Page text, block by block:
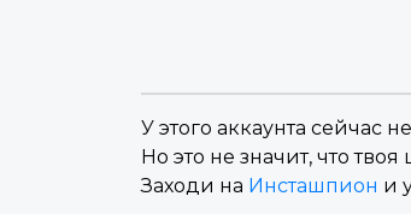
У этого аккаунта сейчас
Но это не значит, что
Заходи на Инсташпион и